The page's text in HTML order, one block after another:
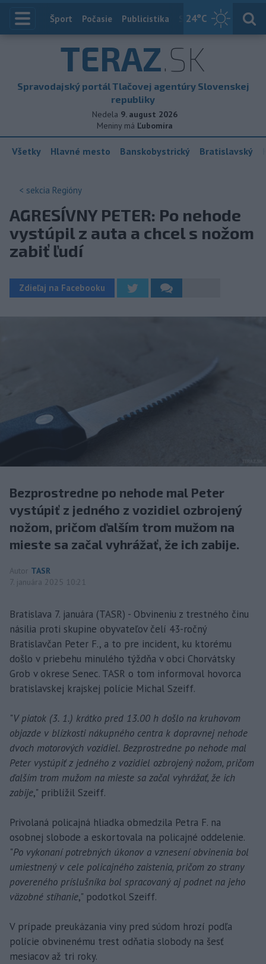
24°C
Index
Šport Počasie Publicistika Slovensko
TERAZ.SK
Spravodajský portál Tlačovej agentúry Slovenskej
republiky
Nedela 9. august 2026
Meniny má Ľubomíra
Všetky Hlavné mesto Banskobystrický Bratislavský
< sekcia Regióny
AGRESÍVNY PETER: Po nehode
vystúpil z auta a chcel s nožom
zabiť ľudí
Zdieľaj na Facebooku
Bezprostredne po nehode mal Peter
vystúpiť z jedného z vozidiel ozbrojený
nožom, pričom ďalším trom mužom na
mieste sa začal vyhrážať, že ich zabije.
Autor TASR
7. januára 2025 10:21
Bratislava 7. januára (TASR) - Obvineniu z trestného činu
násilia proti skupine obyvateľov čelí 43-ročný
Bratislavčan Peter F., a to pre incident, ku ktorému
došlo v priebehu minulého týždňa v obci Chorvátsky
Grob v okrese Senec. TASR o tom informoval hovorca
bratislavskej krajskej polície Michal Szeiff.
"V piatok (3. 1.) krátko pred 13.00 h došlo na kruhovom
objazde v blízkosti nákupného centra k dopravnej nehode
dvoch motorových vozidiel. Bezprostredne po nehode mal
Peter vystúpiť z jedného z vozidiel ozbrojený nožom, pričom
ďalším trom mužom na mieste sa začal vyhrážať, že ich
zabije," priblížil Szeiff.
Privolaná policajná hliadka obmedzila Petra F. na
osobnej slobode a eskortovala na policajné oddelenie.
"Po vykonaní potrebných úkonov a vznesení obvinenia bol
umiestnený v cele policajného zaistenia, pričom zo strany
povereného príslušníka bol spracovaný aj podnet na jeho
väzobné stíhanie," podotkol Szeiff.
V prípade preukázania viny pred súdom hrozí podľa
polície obvinenému trest odňatia slobody na šesť
mesiacov až tri roky.